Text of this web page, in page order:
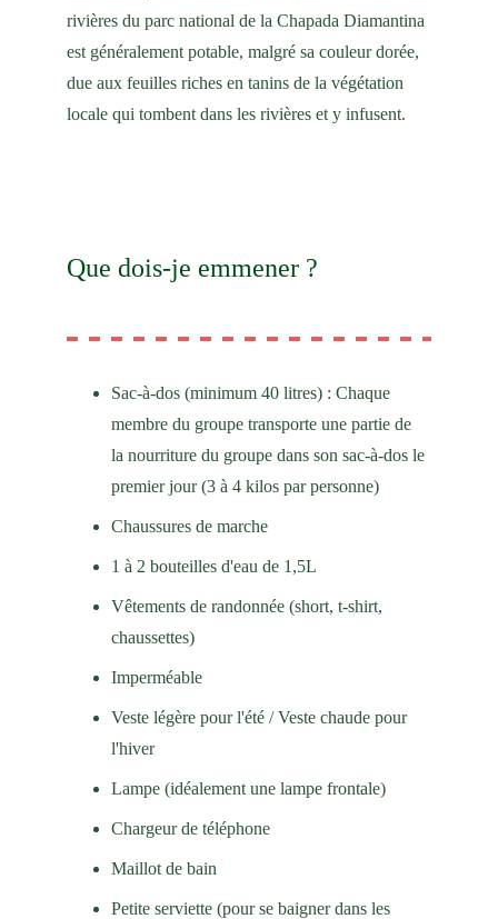
Que dois-je emmener ?
rivières du parc national de la Chapada Diamantina
est généralement potable, malgré sa couleur dorée,
due aux feuilles riches en tanins de la végétation
locale qui tombent dans les rivières et y infusent.
Sac-à-dos (minimum 40 litres) : Chaque
membre du groupe transporte une partie de
la nourriture du groupe dans son sac-à-dos le
premier jour (3 à 4 kilos par personne)
Chaussures de marche
1 à 2 bouteilles d'eau de 1,5L
Vêtements de randonnée (short, t-shirt,
chaussettes)
Imperméable
Veste légère pour l'été / Veste chaude pour
l'hiver
Lampe (idéalement une lampe frontale)
Chargeur de téléphone
Maillot de bain
Petite serviette (pour se baigner dans les